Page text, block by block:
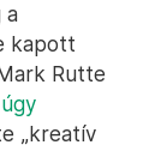
a
kapott
Rutte
úgy
„kreatív